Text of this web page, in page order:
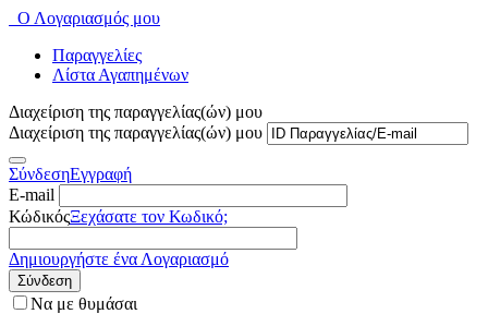
Ο Λογαριασμός μου
Παραγγελίες
Λίστα Αγαπημένων
Διαχείριση της παραγγελίας(ών) μου
Διαχείριση της παραγγελίας(ών) μου
ΣύνδεσηΕγγραφή
E-mail
ΚώδικόςΞεχάσατε τον Κωδικό;
Δημιουργήστε ένα Λογαριασμό
Σύνδεση
Να με θυμάσαι